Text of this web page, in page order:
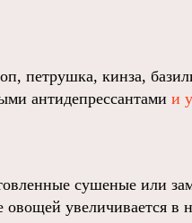
петрушка, кинза,
антидепрессантами и
сушеные или
увеличивается в